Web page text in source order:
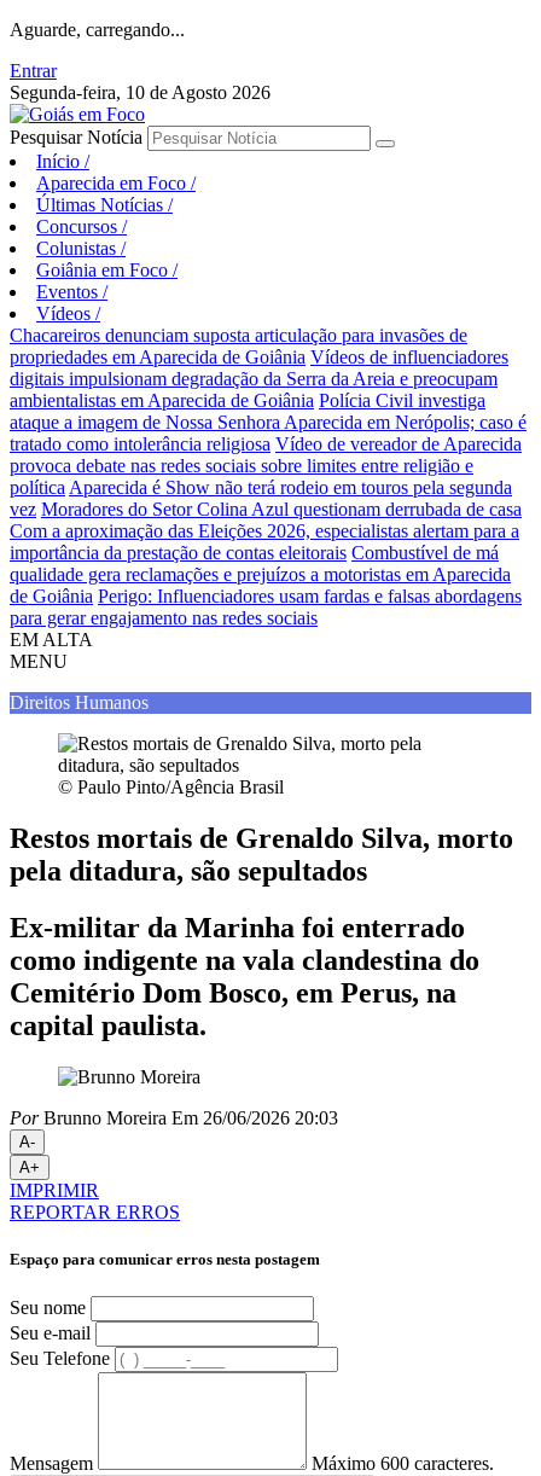
Aguarde, carregando...
Entrar
Segunda-feira, 10 de Agosto 2026
Pesquisar Notícia
Início /
Aparecida em Foco /
Últimas Notícias /
Concursos /
Colunistas /
Goiânia em Foco /
Eventos /
Vídeos /
Chacareiros denunciam suposta articulação para invasões de
propriedades em Aparecida de Goiânia Vídeos de influenciadores
digitais impulsionam degradação da Serra da Areia e preocupam
ambientalistas em Aparecida de Goiânia Polícia Civil investiga
ataque a imagem de Nossa Senhora Aparecida em Nerópolis; caso é
tratado como intolerância religiosa Vídeo de vereador de Aparecida
provoca debate nas redes sociais sobre limites entre religião e
política Aparecida é Show não terá rodeio em touros pela segunda
vez Moradores do Setor Colina Azul questionam derrubada de casa
Com a aproximação das Eleições 2026, especialistas alertam para a
importância da prestação de contas eleitorais Combustível de má
qualidade gera reclamações e prejuízos a motoristas em Aparecida
de Goiânia Perigo: Influenciadores usam fardas e falsas abordagens
para gerar engajamento nas redes sociais
EM ALTA
MENU
Direitos Humanos
© Paulo Pinto/Agência Brasil
Restos mortais de Grenaldo Silva, morto
pela ditadura, são sepultados
Ex-militar da Marinha foi enterrado
como indigente na vala clandestina do
Cemitério Dom Bosco, em Perus, na
capital paulista.
PorBrunno Moreira Em 26/06/2026 20:03
A-
A+
IMPRIMIR
REPORTAR ERROS
Espaço para comunicar erros nesta postagem
Seu nome
Seu e-mail
Seu Telefone
Mensagem Máximo 600 caracteres.